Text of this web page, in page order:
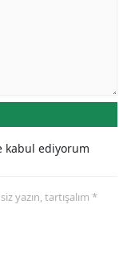
kabul ediyorum
yazın, tartışalım *